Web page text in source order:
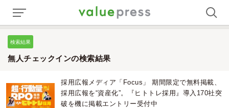
検索結果
無人チェックインの検索結果
採用広報メディア「Focus」 期間限定で無料掲載、
採用広報を“資産化”。『ヒトトレ採用』導入170社突
破を機に掲載エントリー受付中